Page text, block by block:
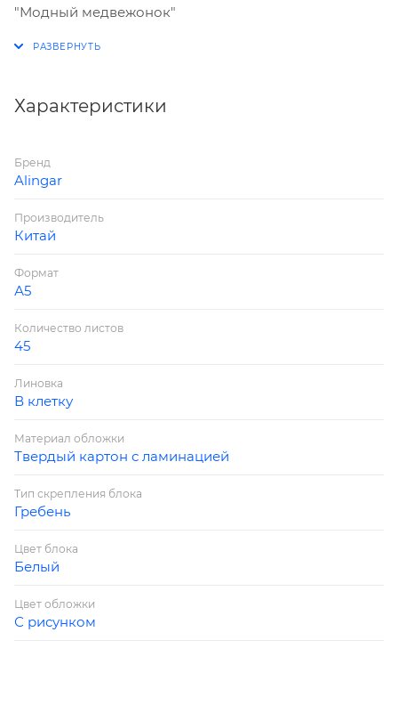
"Модный медвежонок"
Характеристики
Бренд
Alingar
Производитель
Китай
Формат
А5
Количество листов
45
Линовка
В клетку
Материал обложки
Твердый картон с ламинацией
Тип скрепления блока
Гребень
Цвет блока
Белый
Цвет обложки
С рисунком